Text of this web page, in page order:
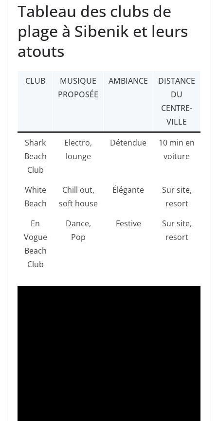
Tableau des clubs de
plage à Sibenik et leurs
atouts
CLUB
MUSIQUE
PROPOSÉE
AMBIANCE
DISTANCE
DU
CENTRE-
VILLE
Shark
Beach
Club
Electro,
lounge
Détendue
10 min en
voiture
White
Beach
Chill out,
soft house
Élégante
Sur site,
resort
En
Vogue
Beach
Club
Dance,
Pop
Festive
Sur site,
resort